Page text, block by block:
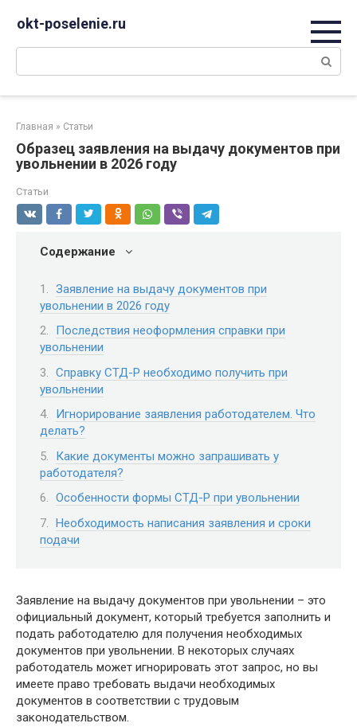
okt-poselenie.ru
Поиск:
Главная » Статьи
Образец заявления на выдачу документов при
увольнении в 2026 году
Статьи
Содержание
Заявление на выдачу документов при
увольнении в 2026 году
Последствия неоформления справки при
увольнении
Справку СТД-Р необходимо получить при
увольнении
Игнорирование заявления работодателем. Что
делать?
Какие документы можно запрашивать у
работодателя?
Особенности формы СТД-Р при увольнении
Необходимость написания заявления и сроки
подачи
Заявление на выдачу документов при увольнении – это
официальный документ, который требуется заполнить и
подать работодателю для получения необходимых
документов при увольнении. В некоторых случаях
работодатель может игнорировать этот запрос, но вы
имеете право требовать выдачи необходимых
документов в соответствии с трудовым
законодательством.